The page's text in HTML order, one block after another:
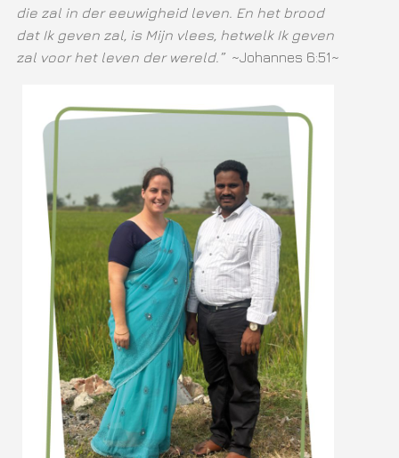
die zal in der eeuwigheid leven. En het brood
dat Ik geven zal, is Mijn vlees, hetwelk Ik geven
zal voor het leven der wereld.” ~Johannes 6:51~